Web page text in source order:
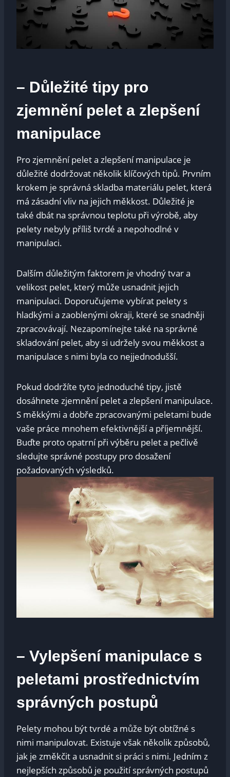
– Důležité tipy pro
zjemnění pelet a zlepšení
manipulace
Pro zjemnění pelet a zlepšení manipulace je
důležité dodržovat několik klíčových tipů. Prvním
krokem je správná skladba materiálu pelet, která
má zásadní vliv na jejich měkkost. Důležité je
také dbát na správnou teplotu při výrobě, aby
pelety nebyly příliš tvrdé a nepohodlné v
manipulaci.
Dalším důležitým faktorem je vhodný tvar a
velikost pelet, který může usnadnit jejich
manipulaci. Doporučujeme vybírat pelety s
hladkými a zaoblenými okraji, které se snadněji
zpracovávají. Nezapomínejte také na správné
skladování pelet, aby si udržely svou měkkost a
manipulace s nimi byla co nejjednodušší.
Pokud dodržíte tyto jednoduché tipy, jistě
dosáhnete zjemnění pelet a zlepšení manipulace.
S měkkými a dobře zpracovanými peletami bude
vaše práce mnohem efektivnější a příjemnější.
Buďte proto opatrní při výběru pelet a pečlivě
sledujte správné postupy pro dosažení
požadovaných výsledků.
– Vylepšení manipulace s
peletami prostřednictvím
správných postupů
Pelety mohou být tvrdé a může být obtížné s
nimi manipulovat. Existuje však několik způsobů,
jak je změkčit a usnadnit si práci s nimi. Jedním z
nejlepších způsobů je použití správných postupů